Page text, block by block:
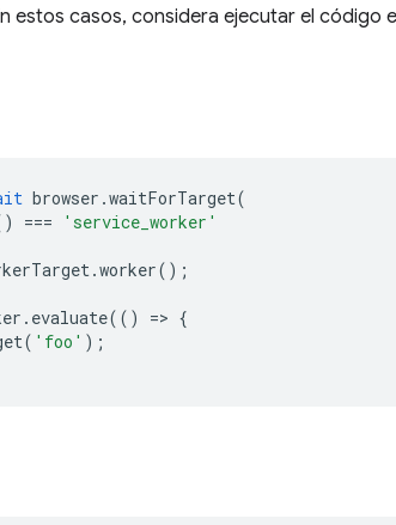
estos casos, considera ejecutar el código
browser .waitForTarget(
===
'service_worker'
.worker();
. evaluate(() => {
( 'foo' );